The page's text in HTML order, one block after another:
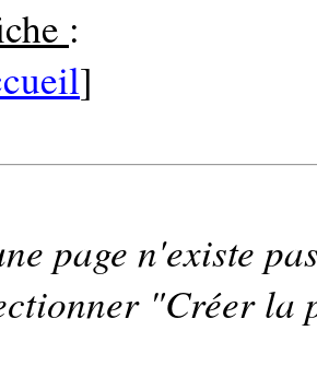
:
]
page n'existe
"Créer la